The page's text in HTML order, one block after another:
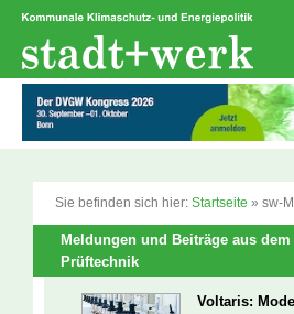
Zum
springen
Sie befinden sich hier: Startseite » sw-
Meldungen und Beiträge aus dem
Prüftechnik
Voltaris: